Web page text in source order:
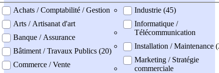
professionel
Achats / Comptabilité / Gestion
Arts / Artisanat d'art
Banque / Assurance
Bâtiment / Travaux Publics (20)
Commerce / Vente
Industrie (45)
Informatique /
Télécommunication
Installation / Maintenance
Marketing / Stratégie
commerciale